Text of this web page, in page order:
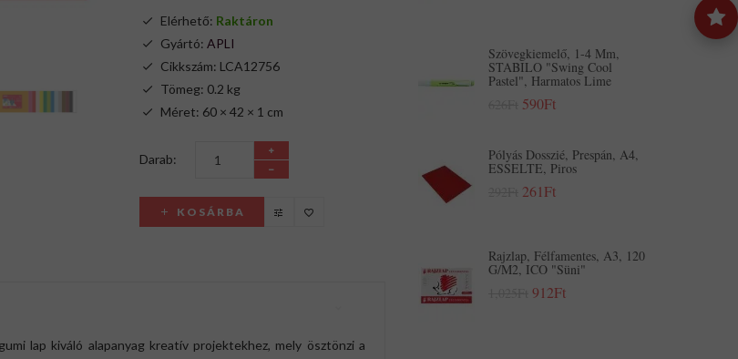
Elérhető: Raktáron
Gyártó: APLI
Cikkszám: LCA12756
Tömeg: 0.2 kg
Méret: 60 × 42 × 1 cm
Darab:
KOSÁRBA
lap kiváló alapanyag kreatív projektekhez, mely ösztönzi a
Szövegkiemelő, 1-4 Mm,
STABILO "Swing Cool
Pastel", Harmatos Lime
590Ft
Pólyás Dosszié, Prespán, A4,
ESSELTE, Piros
261Ft
Rajzlap, Félfamentes, A3, 120
G/m2, ICO "Süni"
912Ft